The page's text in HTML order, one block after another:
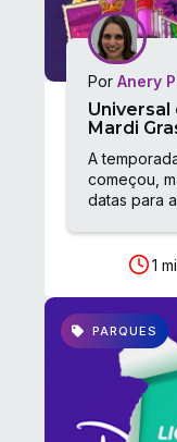
PorAnery
Universal
Mardi
A
começou,
datas para
Carnaval é...
1
PARQUES